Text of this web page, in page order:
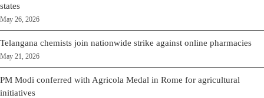
states
May 26, 2026
Telangana chemists join nationwide strike against online pharmacies
May 21, 2026
PM Modi conferred with Agricola Medal in Rome for agricultural
initiatives